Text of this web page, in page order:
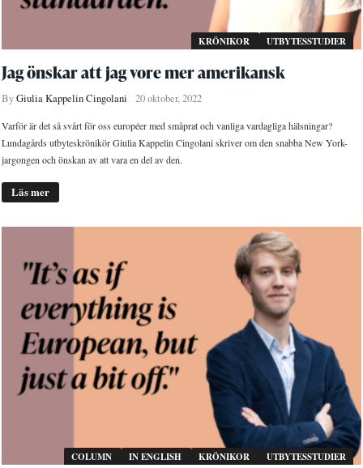
KRÖNIKOR UTBYTESSTUDIER
Jag önskar att jag vore mer amerikansk
ByGiulia Kappelin Cingolani 20 oktober, 2022
Varför är det så svårt för oss européer med småprat och vanliga vardagliga hälsningar?
Lundagårds utbyteskrönikör Giulia Kappelin Cingolani skriver om den snabba New York-
jargongen och önskan av att vara en del av den.
Läs mer
COLUMN IN ENGLISH KRÖNIKOR UTBYTESSTUDIER